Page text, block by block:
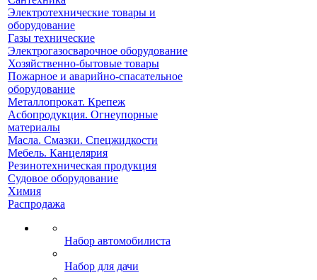
Электротехнические товары и
оборудование
Газы технические
Электрогазосварочное оборудование
Хозяйственно-бытовые товары
Пожарное и аварийно-спасательное
оборудование
Металлопрокат. Крепеж
Асбопродукция. Огнеупорные
материалы
Масла. Смазки. Спецжидкости
Мебель. Канцелярия
Резинотехническая продукция
Судовое оборудование
Химия
Распродажа
Набор автомобилиста
Набор для дачи